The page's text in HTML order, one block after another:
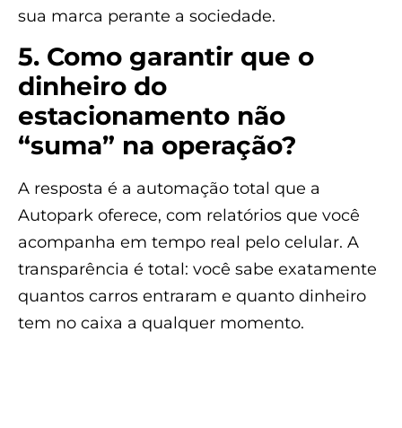
sua marca perante a sociedade.
5. Como garantir que o
dinheiro do
estacionamento não
“suma” na operação?
A resposta é a automação total que a
Autopark oferece, com relatórios que você
acompanha em tempo real pelo celular. A
transparência é total: você sabe exatamente
quantos carros entraram e quanto dinheiro
tem no caixa a qualquer momento.